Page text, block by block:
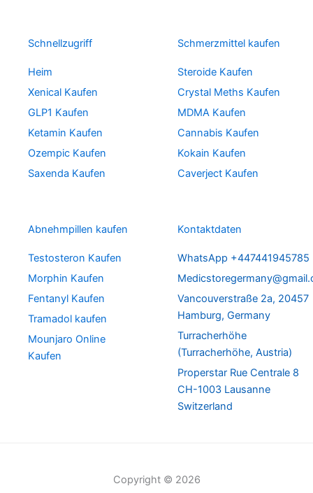
Schnellzugriff
Heim
Xenical Kaufen
GLP1 Kaufen
Ketamin Kaufen
Ozempic Kaufen
Saxenda Kaufen
Schmerzmittel kaufen
Steroide Kaufen
Crystal Meths Kaufen
MDMA Kaufen
Cannabis Kaufen
Kokain Kaufen
Caverject Kaufen
Abnehmpillen kaufen
Testosteron Kaufen
Morphin Kaufen
Fentanyl Kaufen
Tramadol kaufen
Mounjaro Online
Kaufen
Kontaktdaten
WhatsApp +447441945785
Vancouverstraße 2a, 20457
Hamburg, Germany
Turracherhöhe
(Turracherhöhe, Austria)
Properstar Rue Centrale 8
CH-1003 Lausanne
Switzerland
Copyright © 2026